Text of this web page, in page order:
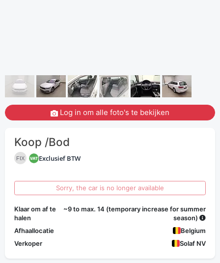
Log in om alle foto's te bekijken
Koop /Bod
FIX Exclusief BTW
Sorry, the car is no longer available
Klaar om af te
halen
~9 to max. 14 (temporary increase for summer
season)
Afhaallocatie
Belgium
Verkoper
Solaf NV